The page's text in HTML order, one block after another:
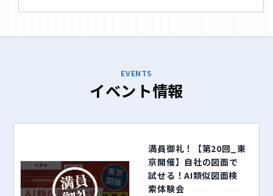
イベント情報
EVENTS
満員御礼！【第20回_東
京開催】自社の図面で
試せる！AI類似図面検
索体験会